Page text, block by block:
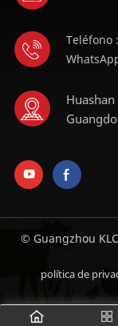
Teléfono
© Guangzhou
política de